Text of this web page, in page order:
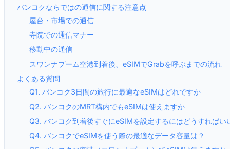
バンコクならではの通信に関する注意点
屋台・市場での通信
寺院での通信マナー
移動中の通信
スワンナプーム空港到着後、eSIMでGrabを呼ぶまでの流れ
よくある質問
Q1. バンコク3日間の旅行に最適なeSIMはどれですか
Q2. バンコクのMRT構内でもeSIMは使えますか
Q3. バンコク到着後すぐにeSIMを設定するにはどうすればい
Q4. バンコクでeSIMを使う際の最適なデータ容量は？